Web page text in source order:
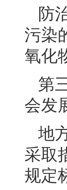
防
污染
氧化
第
会发
地
采取
规定